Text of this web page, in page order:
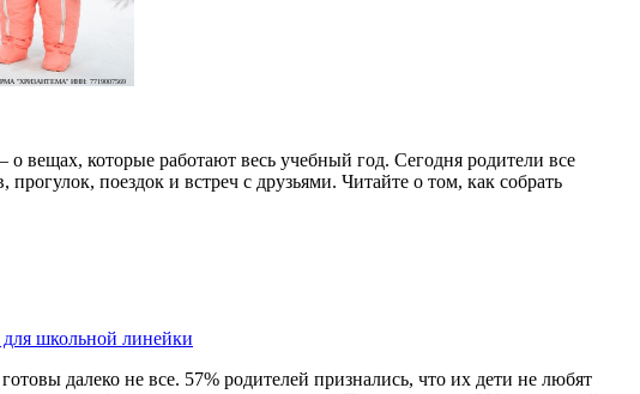
"ХРИЗАНТЕМА" ИНН: 7719007569
вещах, которые работают весь учебный год. Сегодня родители все
поездок и встреч с друзьями. Читайте о том, как собрать
для школьной линейки
далеко не все. 57% родителей признались, что их дети не любят